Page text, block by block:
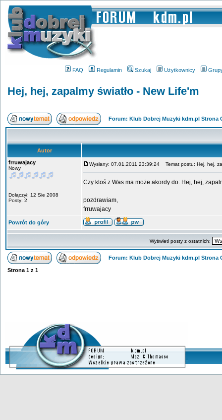
FAQ Regulamin Szukaj Użytkownicy
Hej, hej, zapalmy światło - New Life'm
Forum: Klub Dobrej Muzyki kdm.pl Strona
Autor
frruwajacy
Nowy
Dołączył: 12 Sie 2008
Posty: 2
Wysłany: 07.01.2011 23:39:24 Temat postu: Hej, hej,
Czy ktoś z Was ma może akordy do: Hej, hej,
pozdrawiam,
frruwajacy
Powrót do góry
Wyświetl posty z ostatnich:
Forum: Klub Dobrej Muzyki kdm.pl Strona
Strona 1 z 1